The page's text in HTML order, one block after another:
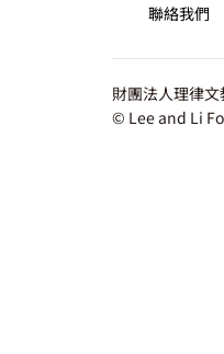
聯絡我們
財團法人理律
© Lee and Li